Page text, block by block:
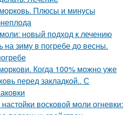
Плюсы и минусы
новый подход к лечению
на зиму в погребе до весны.
Когда 100% можно уже
перед закладкой.. С
восковой моли огневки: